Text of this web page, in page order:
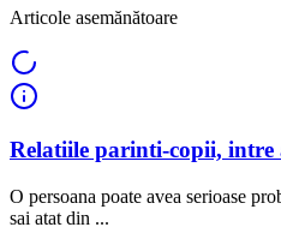
Articole asemănătoare
Relatiile parinti-copii, intre
O persoana poate avea serioase
sai atat din ...